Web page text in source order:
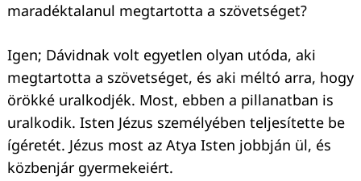
maradéktalanul megtartotta a szövetséget?
Igen; Dávidnak volt egyetlen olyan utóda, aki
megtartotta a szövetséget, és aki méltó arra, hogy
örökké uralkodjék. Most, ebben a pillanatban is
uralkodik. Isten Jézus személyében teljesítette be
ígéretét. Jézus most az Atya Isten jobbján ül, és
közbenjár gyermekeiért.